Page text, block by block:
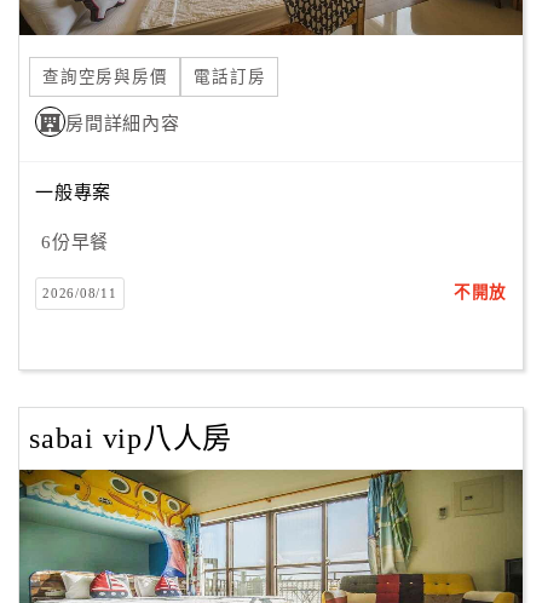
合
作
提
案
店
作
商
合
作
伴
查詢空房與房價 電話訂房
房間詳細內容
一般專案
6份早餐
2026/08/11 不開放
sabai vip八人房